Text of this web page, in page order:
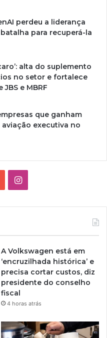
perdeu a liderança
para recuperá-la
alta do suplemento
no setor e fortalece
e MBRF
que ganham
executiva no
Instagram
A Volkswagen está em
‘encruzilhada histórica’ e
precisa cortar custos, diz
presidente do conselho
fiscal
4 horas atrás